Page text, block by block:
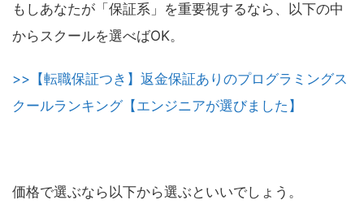
もしあなたが「保証系」を重要視するなら、以下の中
からスクールを選べばOK。
>>【転職保証つき】返金保証ありのプログラミングス
クールランキング【エンジニアが選びました】
価格で選ぶなら以下から選ぶといいでしょう。